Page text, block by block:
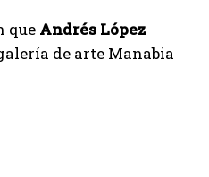
que Andrés López
de arte Manabia